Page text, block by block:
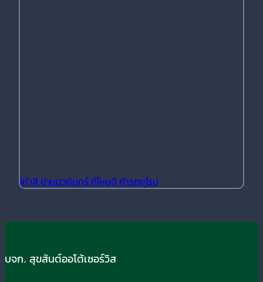
อู่ทำสี ย่านนวมินทร์ ที่ไหนดี ทำรถยุโรป
บจก. สุขสันต์ออโต้เซอร์วิส